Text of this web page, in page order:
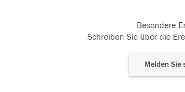
Besondere
Schreiben Sie über die
Melden Sie